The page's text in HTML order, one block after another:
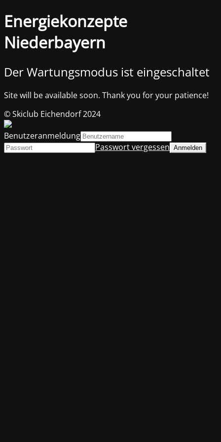
Energiekonzepte
Niederbayern
Der Wartungsmodus ist eingeschaltet
Site will be available soon. Thank you for your patience!
© Skiclub Eichendorf 2024
Benutzeranmeldung
Passwort vergessen